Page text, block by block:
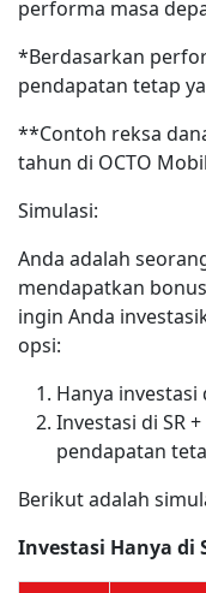
performa masa
*Berdasarkan
pendapatan tetap
**Contoh reksa
tahun di OCTO
Simulasi:
Anda adalah
mendapatkan
ingin Anda
opsi:
Hanya investasi
Investasi di SR
pendapatan
Berikut adalah
Investasi Hanya di